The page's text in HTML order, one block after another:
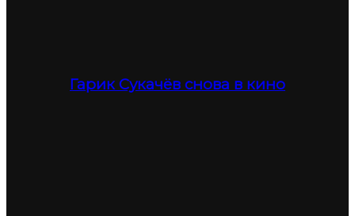
Гарик Сукачёв снова в кино